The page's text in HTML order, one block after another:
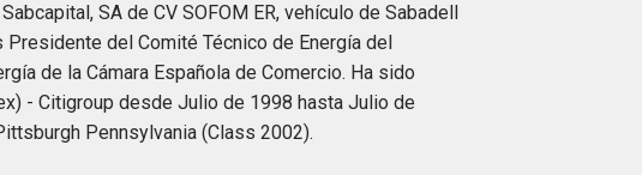
SA de CV SOFOM ER, vehículo de Sabadell
del Comité Técnico de Energía del
de la Cámara Española de Comercio. Ha sido
- Citigroup desde Julio de 1998 hasta Julio de
Pennsylvania (Class 2002).